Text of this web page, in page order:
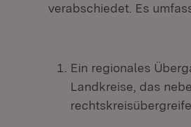
verabschiedet. Es
Ein regionales
Landkreise, das